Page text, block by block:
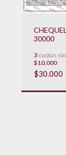
30000
3 cuotas
$10.000
$30.000